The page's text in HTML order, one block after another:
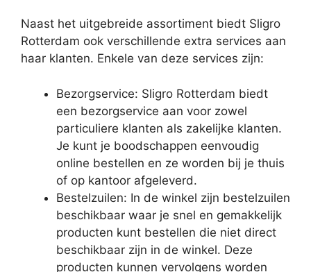
Naast het uitgebreide assortiment biedt Sligro
Rotterdam ook verschillende extra services aan
haar klanten. Enkele van deze services zijn:
Bezorgservice: Sligro Rotterdam biedt
een bezorgservice aan voor zowel
particuliere klanten als zakelijke klanten.
Je kunt je boodschappen eenvoudig
online bestellen en ze worden bij je thuis
of op kantoor afgeleverd.
Bestelzuilen: In de winkel zijn bestelzuilen
beschikbaar waar je snel en gemakkelijk
producten kunt bestellen die niet direct
beschikbaar zijn in de winkel. Deze
producten kunnen vervolgens worden